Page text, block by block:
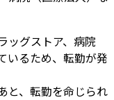
ッグストア、病院
いるため、転勤が発
と、転勤を命じられ